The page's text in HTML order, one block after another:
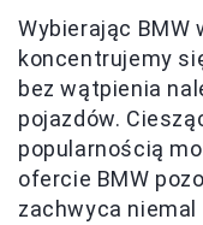
Wybierając BMW
koncentrujemy
bez wątpienia
pojazdów.
popularnością
ofercie BMW
zachwyca niemal